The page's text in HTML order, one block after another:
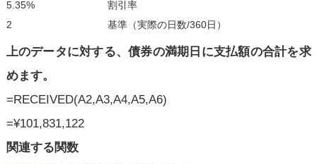
5.35%
割引率
2
基準（実際の日数/360日）
上のデータに対する、債券の満期日に支払額の合計を求
めます。
=RECEIVED(A2,A3,A4,A5,A6)
=¥101,831,122
関連する関数